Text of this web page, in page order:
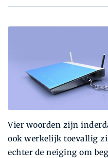
Vier woorden zijn
ook werkelijk toevallig
echter de neiging om